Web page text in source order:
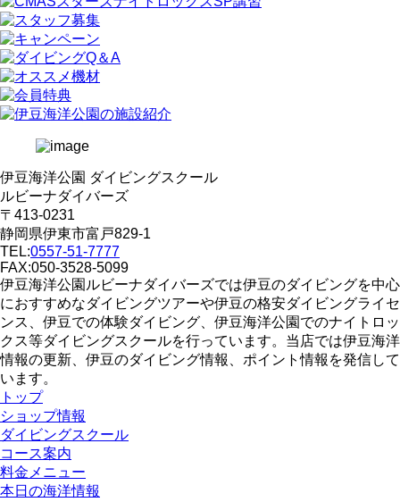
伊豆海洋公園 ダイビングスクール
ルビーナダイバーズ
〒413-0231
静岡県伊東市富戸829-1
TEL:0557-51-7777
FAX:050-3528-5099
伊豆海洋公園ルビーナダイバーズでは伊豆のダイビングを中心
におすすめなダイビングツアーや伊豆の格安ダイビングライセ
ンス、伊豆での体験ダイビング、伊豆海洋公園でのナイトロッ
クス等ダイビングスクールを行っています。当店では伊豆海洋
情報の更新、伊豆のダイビング情報、ポイント情報を発信して
います。
トップ
ショップ情報
ダイビングスクール
コース案内
料金メニュー
本日の海洋情報